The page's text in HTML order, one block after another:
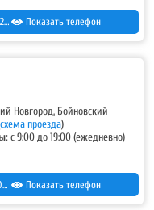
+7 (831) 220-44-54 ,+7 (831) 220-44-55
Показать телефон
Новгород, Бойновский
схема проезда)
с 9:00 до 19:00 (ежедневно)
+7-920-022-50-01 Показать телефон